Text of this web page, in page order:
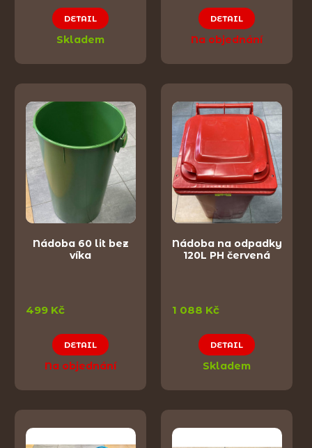
DETAIL
Skladem
DETAIL
Na objednání
Nádoba 60 lit bez
víka
499 Kč
DETAIL
Na objednání
Nádoba na odpadky
120L PH červená
1 088 Kč
DETAIL
Skladem